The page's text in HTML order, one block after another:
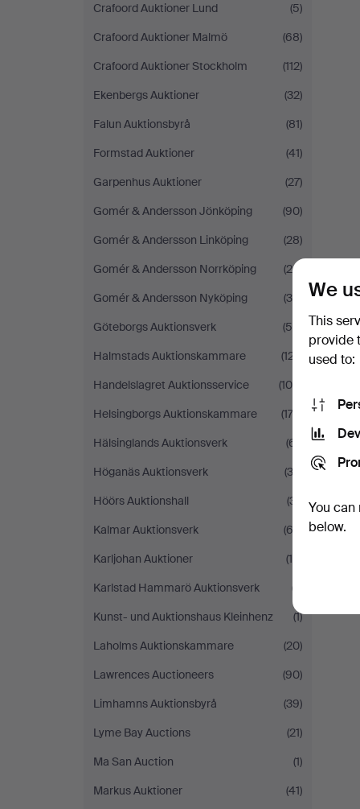
Crafoord Auktioner Lund
(5)
Crafoord Auktioner Malmö
(68)
Crafoord Auktioner Stockholm
(112)
Ekenbergs Auktioner
(32)
Falun Auktionsbyrå
(81)
Formstad Auktioner
(41)
Garpenhus Auktioner
(27)
Gomér & Andersson Jönköping
(90)
Gomér & Andersson Linköping
(28)
Gomér & Andersson Norrköping
(20)
Gomér & Andersson Nyköping
(36)
Göteborgs Auktionsverk
(55)
Halmstads Auktionskammare
(127)
Handelslagret Auktionsservice
(100)
Helsingborgs Auktionskammare
(172)
Hälsinglands Auktionsverk
(61)
Höganäs Auktionsverk
(32)
Höörs Auktionshall
(31)
Kalmar Auktionsverk
(62)
Karljohan Auktioner
(18)
Karlstad Hammarö Auktionsverk
(7)
Kunst- und Auktionshaus Kleinhenz
(1)
Laholms Auktionskammare
(20)
Lawrences Auctioneers
(90)
Limhamns Auktionsbyrå
(39)
Lyme Bay Auctions
(21)
Ma San Auction
(1)
Markus Auktioner
(41)
We
This
provide
used to:
You
below.